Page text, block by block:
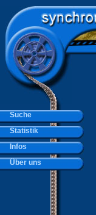
Suche
Statistik
Infos
Über uns